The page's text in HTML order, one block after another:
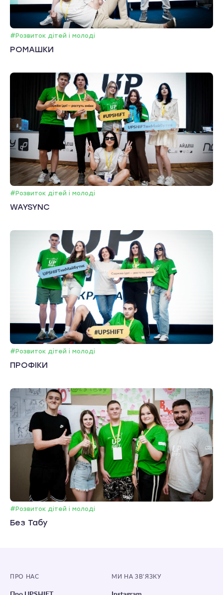
#Розвиток дітей і молоді
РОМАШКИ
#Розвиток дітей і молоді
WAYSYNC
#Розвиток дітей і молоді
ПРОФІКИ
#Розвиток дітей і молоді
Без Табу
ПРО НАС МИ НА ЗВ’ЯЗКУ